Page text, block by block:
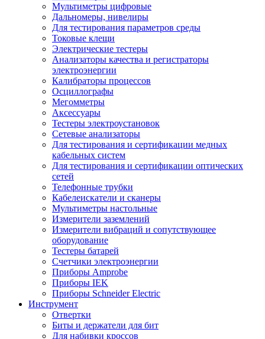
Мультиметры цифровые
Дальномеры, нивелиры
Для тестирования параметров среды
Токовые клещи
Электрические тестеры
Анализаторы качества и регистраторы
электроэнергии
Калибраторы процессов
Осциллографы
Мегомметры
Аксессуары
Тестеры электроустановок
Сетевые анализаторы
Для тестирования и сертификации медных
кабельных систем
Для тестирования и сертификации оптических
сетей
Телефонные трубки
Кабелеискатели и сканеры
Мультиметры настольные
Измерители заземлений
Измерители вибраций и сопутствующее
оборудование
Тестеры батарей
Счетчики электроэнергии
Приборы Amprobe
Приборы IEK
Приборы Schneider Electric
Инструмент
Отвертки
Биты и держатели для бит
Для набивки кроссов